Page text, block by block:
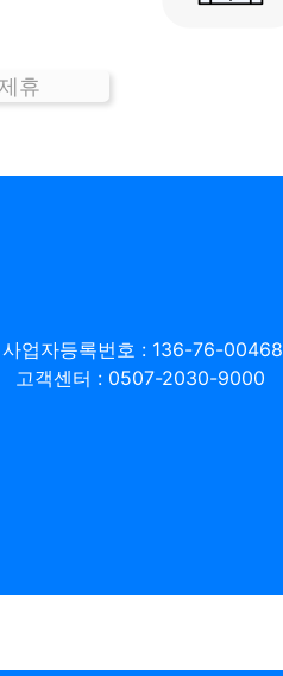
휴
사업자등록번호 : 136-76-00468
고객센터 : 0507-2030-9000